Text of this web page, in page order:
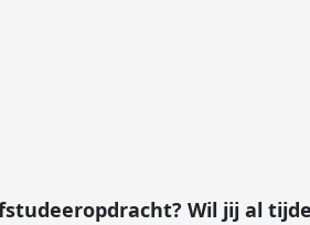
Wil jij al